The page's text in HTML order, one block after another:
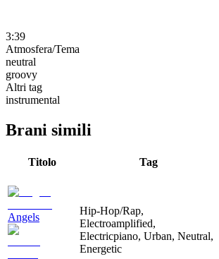
3:39
Atmosfera/Tema
neutral
groovy
Altri tag
instrumental
Brani simili
Titolo Tag
Angels
Hip-Hop/Rap,
Electroamplified,
Electricpiano, Urban, Neutral,
Energetic